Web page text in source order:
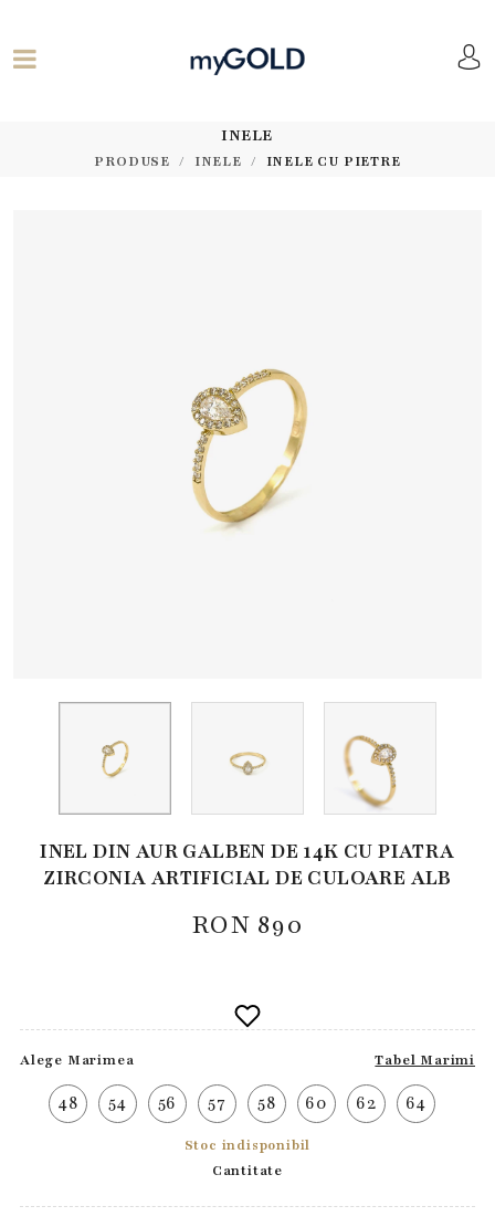
INELE
PRODUSE INELE INELE CU PIETRE
INEL DIN AUR GALBEN DE 14K CU PIATRA
ZIRCONIA ARTIFICIAL DE CULOARE ALB
RON 890
Alege Marimea Tabel Marimi
48 54 56 57 58 60 62 64
Stoc indisponibil
Cantitate